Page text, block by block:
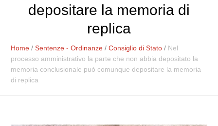
depositare la memoria di
replica
Home /Sentenze - Ordinanze /Consiglio di Stato / Nel
processo amministrativo la parte che non abbia depositato la
memoria conclusionale può comunque depositare la memoria
di replica